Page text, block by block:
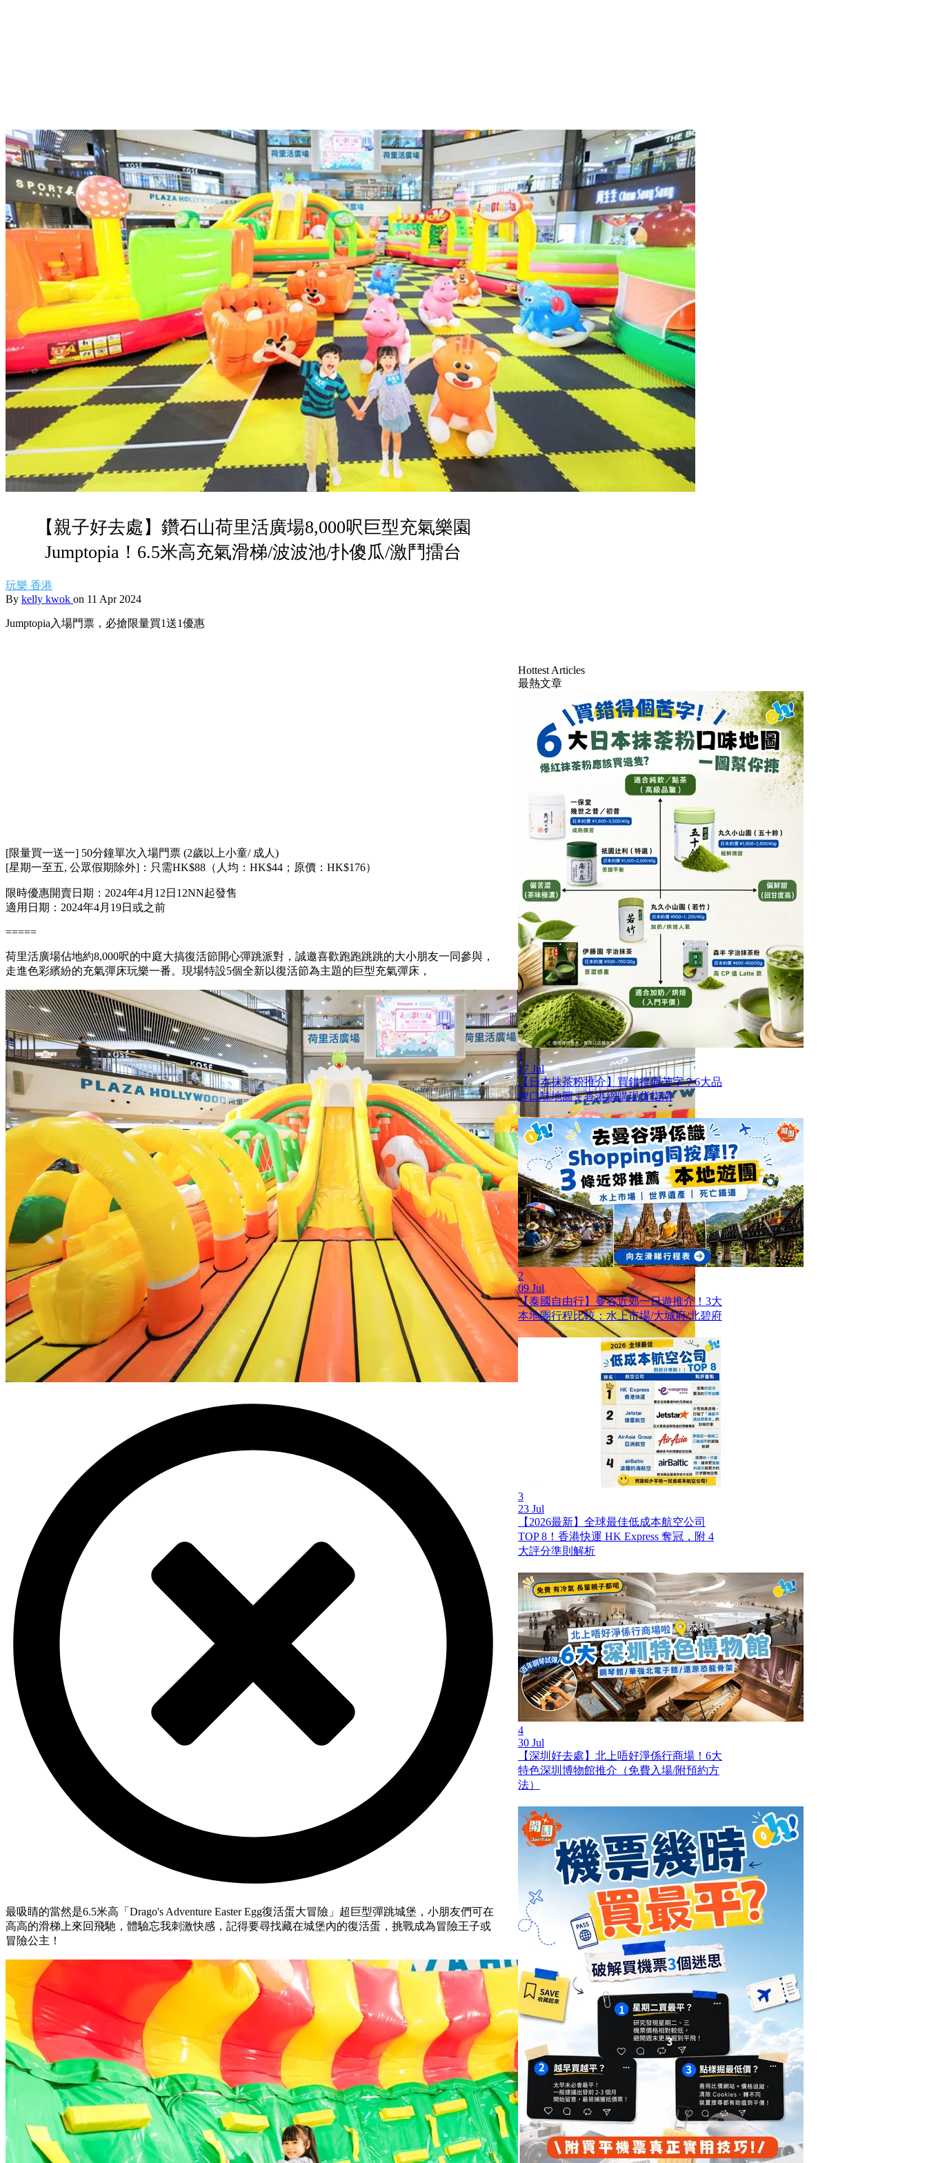
【親子好去處】鑽石山荷里活廣場8,000呎巨型充氣樂園
Jumptopia！6.5米高充氣滑梯/波波池/扑傻瓜/激鬥擂台
玩樂 香港
By kelly kwok on 11 Apr 2024
Jumptopia入場門票，必搶限量買1送1優惠
[限量買一送一] 50分鐘單次入場門票 (2歲以上小童/ 成人)
[星期一至五, 公眾假期除外]：只需HK$88（人均：HK$44；原價：HK$176）
限時優惠開賣日期：2024年4月12日12NN起發售
適用日期：2024年4月19日或之前
=====
荷里活廣場佔地約8,000呎的中庭大搞復活節開心彈跳派對，誠邀喜歡跑跑跳跳的大小朋友一同參與，
走進色彩繽紛的充氣彈床玩樂一番。現場特設5個全新以復活節為主題的巨型充氣彈床，
最吸睛的當然是6.5米高「 Drago's Adventure Easter Egg復活蛋大冒險」超巨型彈跳城堡，小朋友們可在
高高的滑梯上來回飛馳，體驗忘我刺激快感，記得要尋找藏在城堡內的復活蛋，挑戰成為冒險王子或
冒險公主！
Hottest Articles
最熱文章
1
17 Jul
【日本抹茶粉推介】買錯得個苦字？6大品
牌口味地圖＋香港網購現貨指南
2
09 Jul
【泰國自由行】曼谷近郊一日遊推介！3大
本地團行程比較：水上市場/大城府/北碧府
3
23 Jul
【2026最新】全球最佳低成本航空公司
TOP 8！香港快運 HK Express 奪冠，附 4
大評分準則解析
4
30 Jul
【深圳好去處】北上唔好淨係行商場！6大
特色深圳博物館推介（免費入場/附預約方
法）